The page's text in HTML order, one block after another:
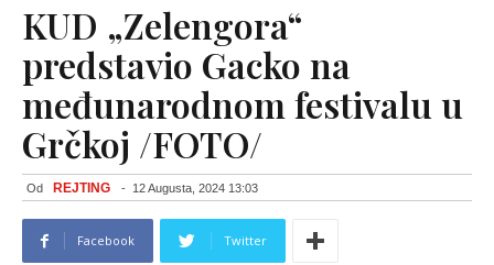
KUD „Zelengora“
predstavio Gacko na
međunarodnom festivalu u
Grčkoj /FOTO/
Od REJTING - 12 Augusta, 2024 13:03
Facebook Twitter